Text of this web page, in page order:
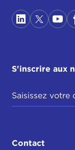
S'inscrire aux
Contact